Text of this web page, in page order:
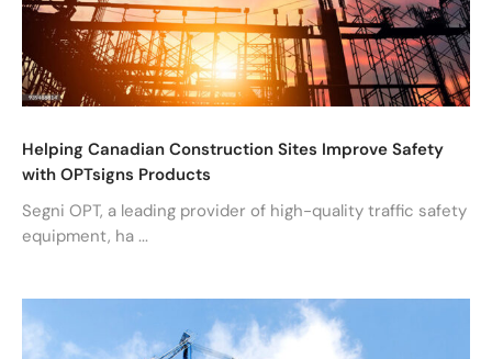
Helping Canadian Construction Sites Improve Safety
with OPTsigns Products
Segni OPT, a leading provider of high-quality traffic safety
equipment, ha ...